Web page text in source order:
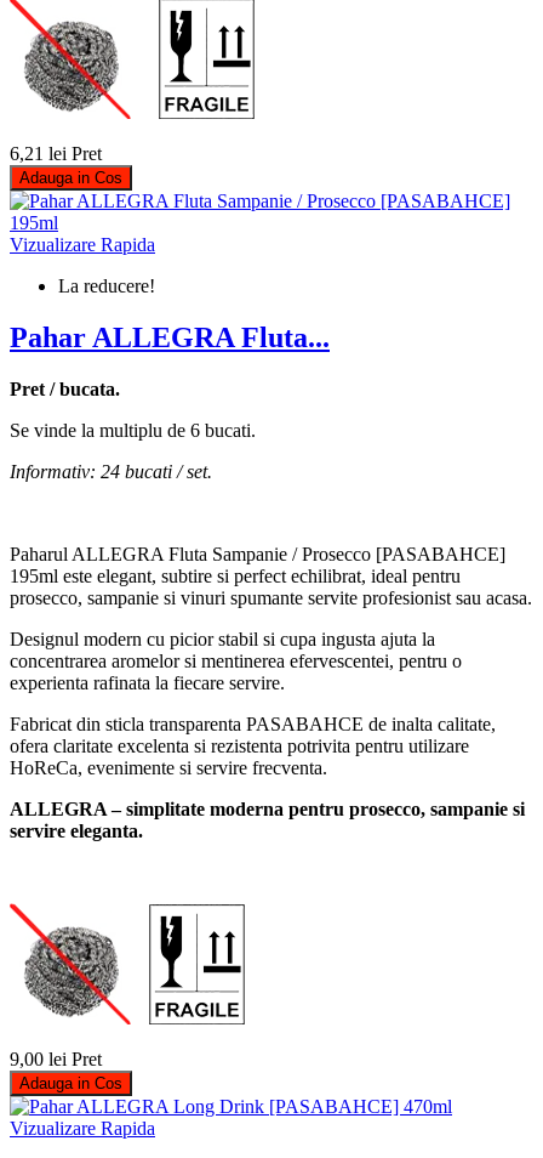
6,21 lei Pret
Adauga in Cos
Vizualizare Rapida
La reducere!
Pahar ALLEGRA Fluta...
Pret / bucata.
Se vinde la multiplu de 6 bucati.
Informativ: 24 bucati / set.
Paharul ALLEGRA Fluta Sampanie / Prosecco [PASABAHCE]
195ml este elegant, subtire si perfect echilibrat, ideal pentru
prosecco, sampanie si vinuri spumante servite profesionist sau acasa.
Designul modern cu picior stabil si cupa ingusta ajuta la
concentrarea aromelor si mentinerea efervescentei, pentru o
experienta rafinata la fiecare servire.
Fabricat din sticla transparenta PASABAHCE de inalta calitate,
ofera claritate excelenta si rezistenta potrivita pentru utilizare
HoReCa, evenimente si servire frecventa.
ALLEGRA – simplitate moderna pentru prosecco, sampanie si
servire eleganta.
9,00 lei Pret
Adauga in Cos
Vizualizare Rapida